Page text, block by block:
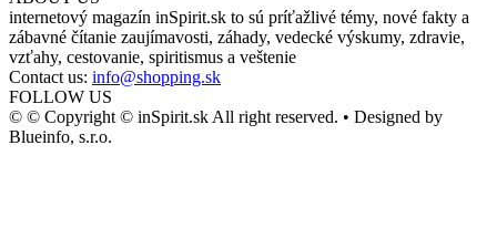
internetový magazín inSpirit.sk to sú príťažlivé témy, nové fakty a
zábavné čítanie zaujímavosti, záhady, vedecké výskumy, zdravie,
vzťahy, cestovanie, spiritismus a veštenie
Contact us: info@shopping.sk
FOLLOW US
© © Copyright © inSpirit.sk All right reserved. • Designed by
Blueinfo, s.r.o.